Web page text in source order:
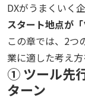
DXがうまくいく
スタート地点が
この章では、2つ
業に適した考え方
① ツール先
ターン